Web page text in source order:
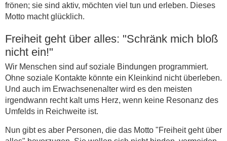
frönen; sie sind aktiv, möchten viel tun und erleben. Dieses
Motto macht glücklich.
Freiheit geht über alles: "Schränk mich bloß
nicht ein!"
Wir Menschen sind auf soziale Bindungen programmiert.
Ohne soziale Kontakte könnte ein Kleinkind nicht überleben.
Und auch im Erwachsenenalter wird es den meisten
irgendwann recht kalt ums Herz, wenn keine Resonanz des
Umfelds in Reichweite ist.
Nun gibt es aber Personen, die das Motto "Freiheit geht über